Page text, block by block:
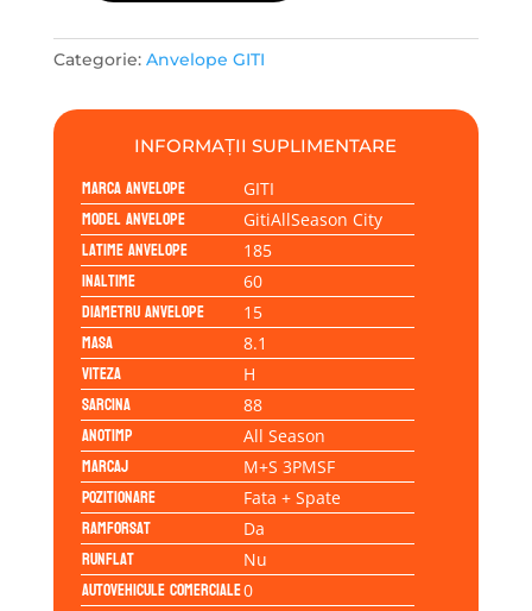
GITIALLSEASON
CITY
88H
Categorie: Anvelope GITI
INFORMAȚII SUPLIMENTARE
Marca anvelope GITI
Model anvelope GitiAllSeason City
Latime anvelope 185
Inaltime 60
Diametru anvelope 15
Masa 8.1
Viteza H
Sarcina 88
Anotimp All Season
Marcaj M+S 3PMSF
Pozitionare Fata + Spate
Ramforsat Da
Runflat Nu
Autovehicule comerciale0